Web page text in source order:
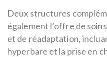
Deux structures
également l’offre de
et de réadaptation,
hyperbare et la prise en